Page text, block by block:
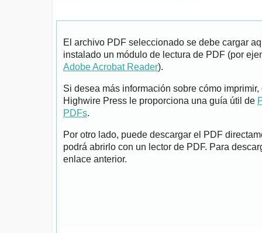
El archivo PDF seleccionado se debe cargar
instalado un módulo de lectura de PDF (por
Adobe Acrobat Reader).
Si desea más información sobre cómo
Highwire Press le proporciona una guía útil de
PDFs.
Por otro lado, puede descargar el PDF
podrá abrirlo con un lector de PDF. Para
enlace anterior.